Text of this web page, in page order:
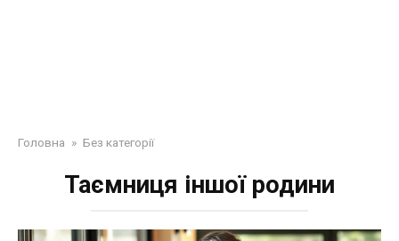
Головна » Без категорії
Таємниця іншої родини